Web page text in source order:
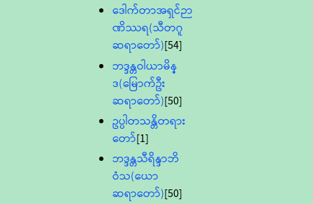
ဒေါက်တာအရှင်ဉာ
ဏိဿရ(သီတဂူ
ဆရာတော်)[54]
ဘဒ္ဒန္တဝါယာမိန္
ဒ(မြောက်ဦး
ဆရာတော်)[50]
ဥပ္ပါတသန္တိတရား
တော်[1]
ဘဒ္ဒန္တသီရိန္ဒာဘိ
ဝံသ(ယော
ဆရာတော်)[50]